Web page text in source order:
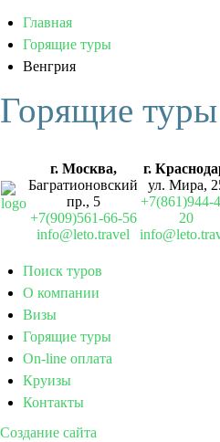
Главная
Горящие туры
Венгрия
Горящие
г. Москва,
Багратионовский
пр., 5
+7(909)561-66-56
info@leto.travel
г.
ул. Мира,
+7(861)944-
20
Поиск туров
О компании
Визы
Горящие туры
On-line оплата
Круизы
Контакты
Создание сайта